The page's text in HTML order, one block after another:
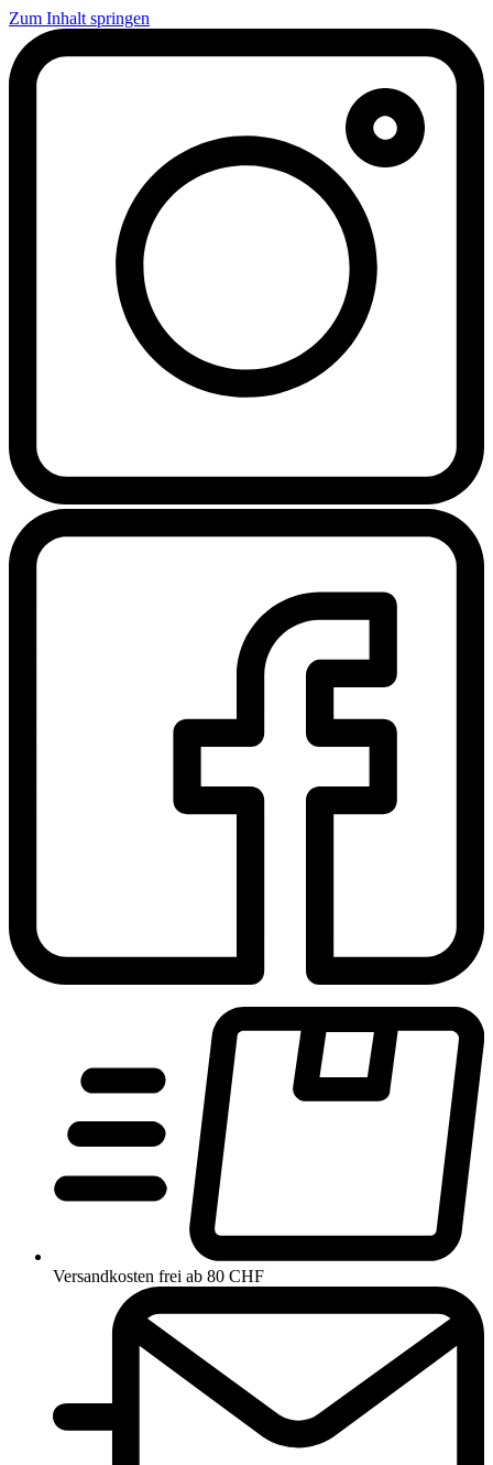
Zum Inhalt springen
Versandkosten frei ab 80 CHF